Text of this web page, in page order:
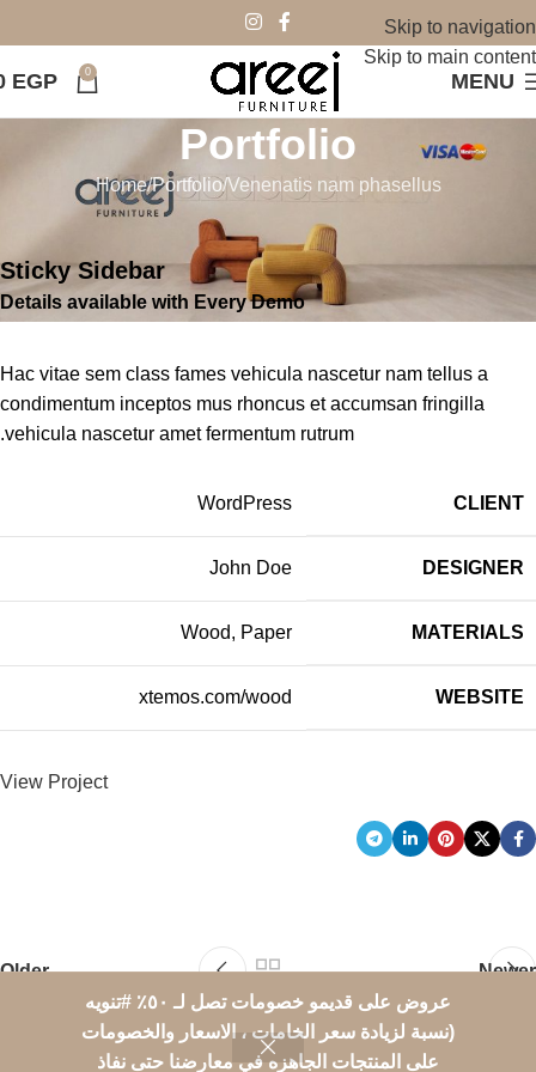
عروض على قديمو خصومات تصل لـ ٥٠٪؜ #تنويه
(نسبة لزيادة سعر الخامات ، الاسعار والخصومات
على المنتجات الجاهزه في معارضنا حتى نفاذ
Skip to navigation
Skip to main content
MENU
0
EGP
Portfolio
Home Portfolio Venenatis nam phasellus
Sticky Sidebar
Details available with Every Demo
Hac vitae sem class fames vehicula nascetur nam tellus a
condimentum inceptos mus rhoncus et accumsan fringilla
vehicula nascetur amet fermentum rutrum.
CLIENT
WordPress
DESIGNER
John Doe
MATERIALS
Wood, Paper
WEBSITE
xtemos.com/wood
View Project
Newer
Older
All rights goes to Areej Furniture 2015 CREATED BYMyTechnology
Setup